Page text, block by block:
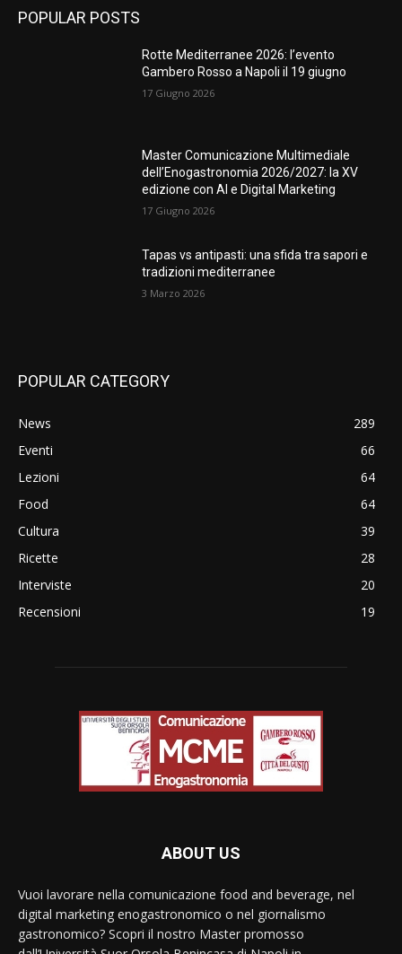
POPULAR POSTS
Rotte Mediterranee 2026: l’evento
Gambero Rosso a Napoli il 19 giugno
17 Giugno 2026
Master Comunicazione Multimediale
dell’Enogastronomia 2026/2027: la XV
edizione con AI e Digital Marketing
17 Giugno 2026
Tapas vs antipasti: una sfida tra sapori e
tradizioni mediterranee
3 Marzo 2026
POPULAR CATEGORY
News
289
Eventi
66
Lezioni
64
Food
64
Cultura
39
Ricette
28
Interviste
20
Recensioni
19
ABOUT US
Vuoi lavorare nella comunicazione food and beverage, nel
digital marketing enogastronomico o nel giornalismo
gastronomico? Scopri il nostro Master promosso